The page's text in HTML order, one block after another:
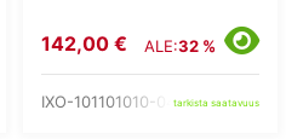
142,00 € ALE:32 %
IXO-101101010-04-tarkista saatavuus